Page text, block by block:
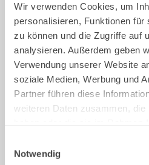
Wir verwenden Cookies, um
personalisieren, Funktionen für
zu können und die Zugriffe auf
analysieren. Außerdem geben
Verwendung unserer Website
soziale Medien, Werbung und
Partner führen diese
weiteren Daten zusammen, die
Notwendig
durch die
jede
schnell
Mehr
einem stets